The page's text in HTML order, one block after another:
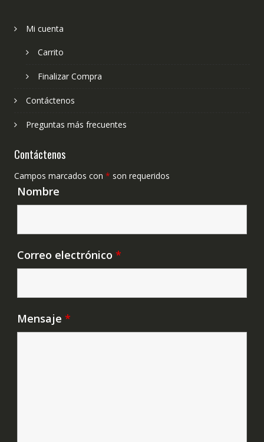
Mi cuenta
Carrito
Finalizar Compra
Contáctenos
Preguntas más frecuentes
Contáctenos
Campos marcados con * son requeridos
Nombre
Correo electrónico *
Mensaje *